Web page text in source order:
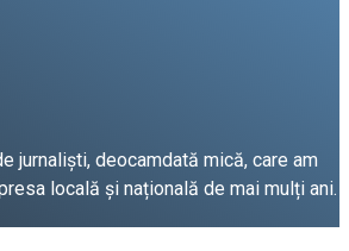
jurnaliști, deocamdată mică, care am
locală și națională de mai mulți ani.